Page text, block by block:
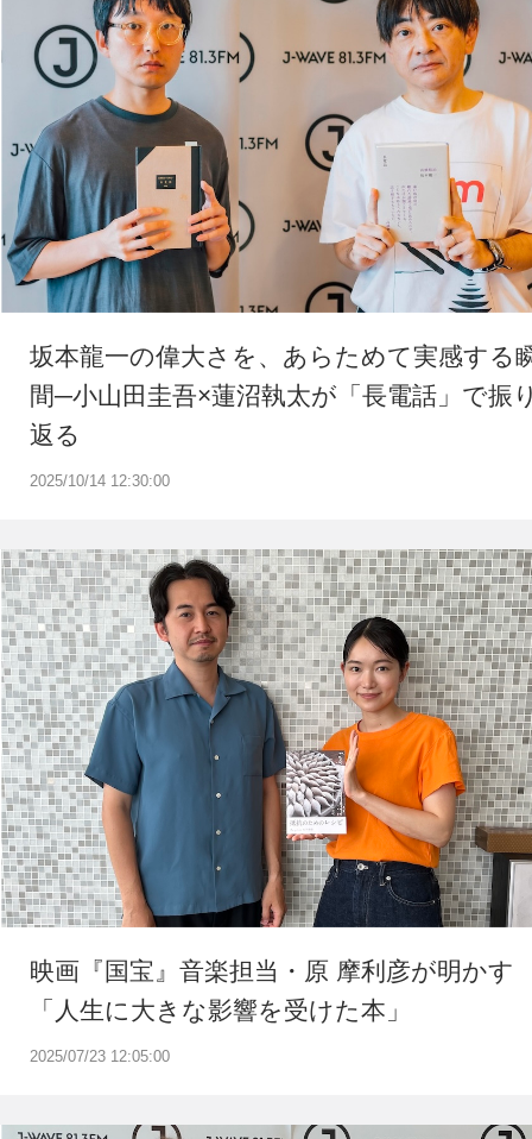
2025/10/14 12:30:00
坂本龍一の偉大さを、あらためて実感する
間─小山田圭吾×蓮沼執太が「長電話」で振
返る
2025/07/23 12:05:00
映画『国宝』音楽担当・原 摩利彦が明かす
「人生に大きな影響を受けた本」